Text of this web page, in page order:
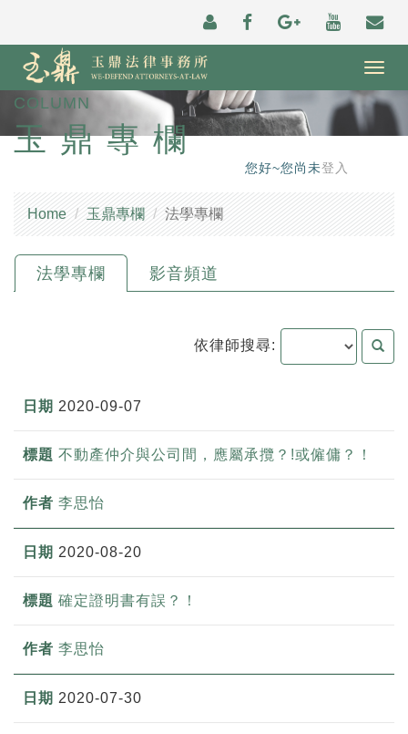
COLUMN
玉鼎專欄
您好~您尚未登入
Home 玉鼎專欄 法學專欄
法學專欄 影音頻道
依律師搜尋:
2020-09-07
不動產仲介與公司間，應屬承攬？!或僱傭？！
李思怡
2020-08-20
確定證明書有誤？！
李思怡
2020-07-30